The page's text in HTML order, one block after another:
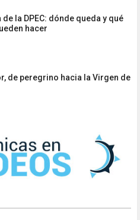
de la DPEC: dónde queda y qué
hacer
de peregrino hacia la Virgen de